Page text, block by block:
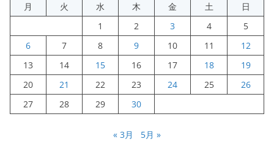
月
火 水 木 金 土
日
1
2 3 4
5
6
7 8 9 10 11
12
13
14 15 16 17 18
19
20
21 22 23 24 25
26
27
28 29 30
« 3月 5月 »